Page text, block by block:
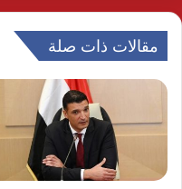
مقالات ذات صلة